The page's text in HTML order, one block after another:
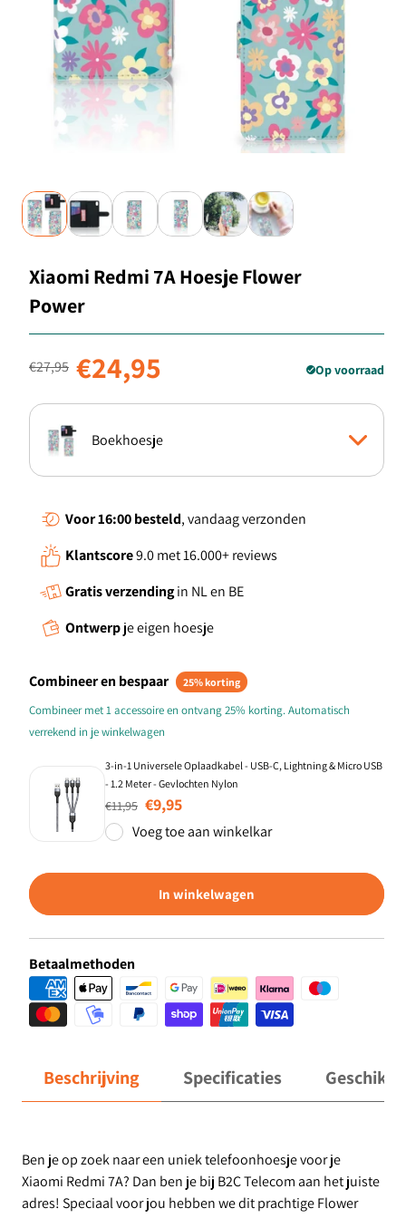
Xiaomi Redmi 7A Hoesje Flower
Power
Normale prijs
€27,95
Aanbiedingsprijs
€24,95 Op voorraad
Boekhoesje
TPU Hoesje
Voor 16:00besteld, vandaag verzonden
Klantscore9.0 met 16.000+ reviews
Gratis verzendingin NL en BE
Ontwerpje eigen hoesje
Combineer en bespaar 25% korting
Combineer met 1 accessoire en ontvang 25% korting. Automatisch
verrekend in je winkelwagen
3-in-1 Universele Oplaadkabel - USB-C, Lightning & Micro USB
- 1.2 Meter - Gevlochten Nylon
Normale prijs
€11,95 Aanbiedingsprijs
€9,95
Voeg toe aan winkelkar
In winkelwagen
Betaalmethoden
Beschrijving Specificaties Geschikt
Ben je op zoek naar een uniek telefoonhoesje voor je
Xiaomi Redmi 7A? Dan ben je bij B2C Telecom aan het juiste
adres! Speciaal voor jou hebben we dit prachtige Flower